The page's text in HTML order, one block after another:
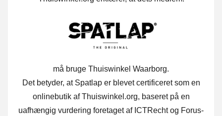
må bruge Thuiswinkel Waarborg.
Det betyder, at Spatlap er blevet certificeret som en
onlinebutik af Thuiswinkel.org, baseret på en
uafhængig vurdering foretaget af ICTRecht og Forus-